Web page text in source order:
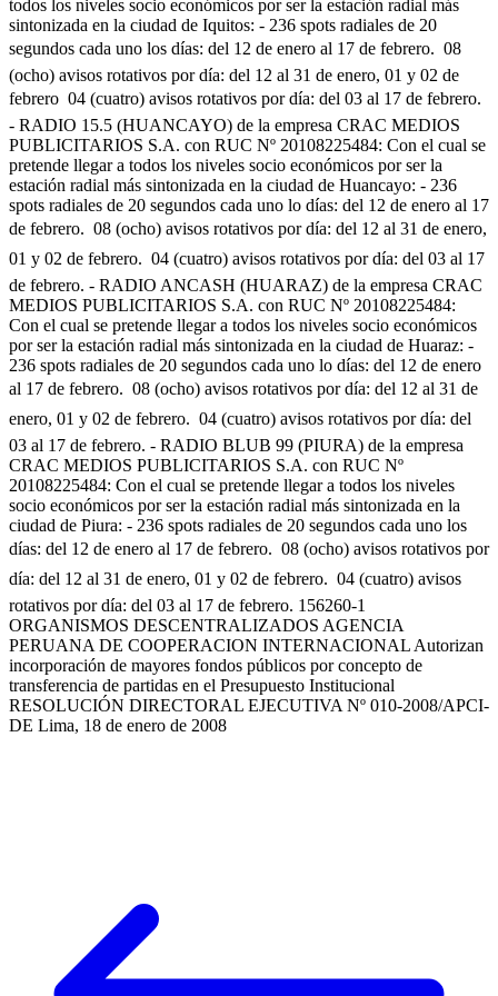
todos los niveles socio económicos por ser la estación radial más
sintonizada en la ciudad de Iquitos: - 236 spots radiales de 20
segundos cada uno los días: del 12 de enero al 17 de febrero.  08
(ocho) avisos rotativos por día: del 12 al 31 de enero, 01 y 02 de
febrero  04 (cuatro) avisos rotativos por día: del 03 al 17 de febrero.
- RADIO 15.5 (HUANCAYO) de la empresa CRAC MEDIOS
PUBLICITARIOS S.A. con RUC Nº 20108225484: Con el cual se
pretende llegar a todos los niveles socio económicos por ser la
estación radial más sintonizada en la ciudad de Huancayo: - 236
spots radiales de 20 segundos cada uno lo días: del 12 de enero al 17
de febrero.  08 (ocho) avisos rotativos por día: del 12 al 31 de enero,
01 y 02 de febrero.  04 (cuatro) avisos rotativos por día: del 03 al 17
de febrero. - RADIO ANCASH (HUARAZ) de la empresa CRAC
MEDIOS PUBLICITARIOS S.A. con RUC Nº 20108225484:
Con el cual se pretende llegar a todos los niveles socio económicos
por ser la estación radial más sintonizada en la ciudad de Huaraz: -
236 spots radiales de 20 segundos cada uno lo días: del 12 de enero
al 17 de febrero.  08 (ocho) avisos rotativos por día: del 12 al 31 de
enero, 01 y 02 de febrero.  04 (cuatro) avisos rotativos por día: del
03 al 17 de febrero. - RADIO BLUB 99 (PIURA) de la empresa
CRAC MEDIOS PUBLICITARIOS S.A. con RUC Nº
20108225484: Con el cual se pretende llegar a todos los niveles
socio económicos por ser la estación radial más sintonizada en la
ciudad de Piura: - 236 spots radiales de 20 segundos cada uno los
días: del 12 de enero al 17 de febrero.  08 (ocho) avisos rotativos por
día: del 12 al 31 de enero, 01 y 02 de febrero.  04 (cuatro) avisos
rotativos por día: del 03 al 17 de febrero. 156260-1
ORGANISMOS DESCENTRALIZADOS AGENCIA
PERUANA DE COOPERACION INTERNACIONAL Autorizan
incorporación de mayores fondos públicos por concepto de
transferencia de partidas en el Presupuesto Institucional
RESOLUCIÓN DIRECTORAL EJECUTIVA Nº 010-2008/APCI-
DE Lima, 18 de enero de 2008